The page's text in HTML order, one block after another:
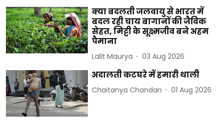
क्या बदलती जलवायु से भारत में
बदल रही चाय बागानों की जैविक
सेहत, मिट्टी के सूक्ष्मजीव बने अहम
पैमाना
Lalit Maurya 03 Aug 2026
अदालती कटघरे में हमारी थाली
Chaitanya Chandan 01 Aug 2026